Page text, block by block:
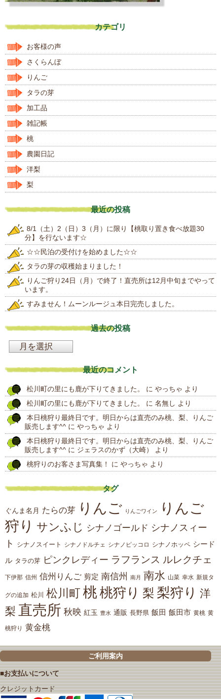
カテゴリ
お客様の声
さくらんぼ
りんご
タラの芽
加工品
雑記帳
桃
農園日記
洋梨
梨
最近の投稿
8/1（土）2（日）3（月）に限り【桃取り置き食べ放題30
分】を行ないます☆
☆☆民泊の受付けを始めました☆☆
タラの芽の収穫始まりました！
りんご狩り24日（月）で終了！直売所は12月中旬までやって
います。
すみません！ムーンルージュ本日完売しました。
過去の投稿
投
稿
最近のコメント
松川町の里にも鹿が下りてきました。 に やっちゃ より
松川町の里にも鹿が下りてきました。
に 名無し より
本日桃狩り最終日です。明日からは直売のみ桃、梨、りんご
販売します^^ に やっちゃ より
本日桃狩り最終日です。明日からは直売のみ桃、梨、りんご
販売します^^ に ジェラスのかず（大崎）
より
桃狩りのお客さま写真集！
に やっちゃ より
タグ
ぐんま名月 たらの芽 りんご りんごワイン
りんご
狩り サンふじ シナノゴールド シナノスィー
ト
シナノスイート シナノドルチェ シナノピッコロ シナノホッペ シード
ル タラの芽 ピンクレディー ラフランス ルレクチェ
下伊那 信州 信州りんご 剪定 南信州 南月 南水 山菜 幸水 新規タ
グの追加 松川 松川町 桃桃狩り 梨 梨狩り 洋
梨 直売所 秋映 紅玉 豊水 通販 長野県 飯田 飯田市 黄桃 黄
桃狩り 黄金桃
ご利用案内
■お支払いについて
クレジットカード